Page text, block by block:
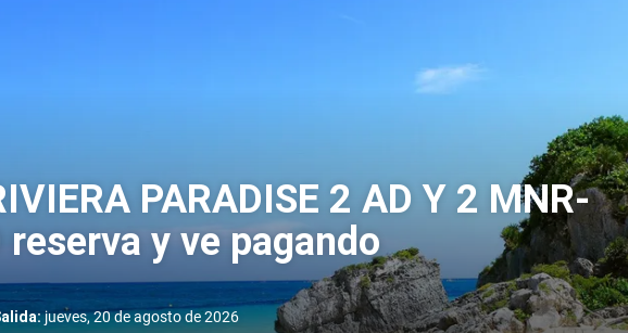
PARADISE 2 AD Y 2 MNR-
reserva y ve pagando
jueves, 20 de agosto de 2026